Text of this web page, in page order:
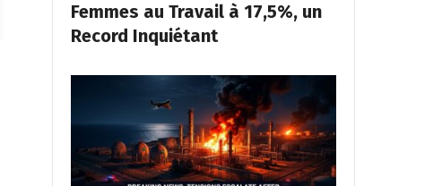
Femmes au Travail à 17,5%, un
Record Inquiétant